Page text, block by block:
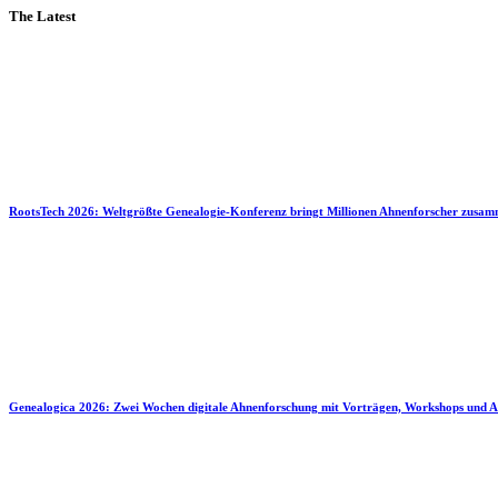
The Latest
RootsTech 2026: Weltgrößte Genealogie-Konferenz bringt Millionen Ahnenforscher
Genealogica 2026: Zwei Wochen digitale Ahnenforschung mit Vorträgen, Workshops und